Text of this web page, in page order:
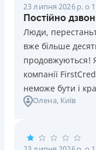
23 липня 2026 р. о
Постійно
Люди,
вже більше
продовжуються!
компанії
неможе бути і
Олена, Київ